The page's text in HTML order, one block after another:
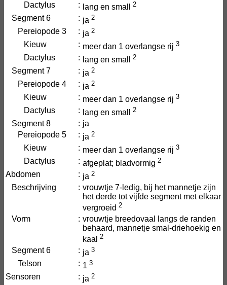
Dactylus : lang en small 2
Segment 6 : ja 2
Pereiopode 3 : ja 2
Kieuw : meer dan 1 overlangse rij 3
Dactylus : lang en small 2
Segment 7 : ja 2
Pereiopode 4 : ja 2
Kieuw : meer dan 1 overlangse rij 3
Dactylus : lang en small 2
Segment 8 : ja
Pereiopode 5
: ja 2
Kieuw : meer dan 1 overlangse rij 3
Dactylus : afgeplat; bladvormig 2
Abdomen : ja 2
Beschrijving : vrouwtje 7-ledig, bij het mannetje zijn
het derde tot vijfde segment met elkaar
vergroeid 2
Vorm : vrouwtje breedovaal langs de randen
behaard, mannetje smal-driehoekig en
kaal 2
Segment 6 : ja 3
Telson : 1 3
Sensoren : ja 2